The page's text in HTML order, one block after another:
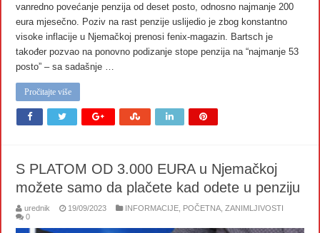
vanredno povećanje penzija od deset posto, odnosno najmanje 200
eura mjesečno. Poziv na rast penzije uslijedio je zbog konstantno
visoke inflacije u Njemačkoj prenosi fenix-magazin. Bartsch je
također pozvao na ponovno podizanje stope penzija na “najmanje 53
posto” – sa sadašnje …
Pročitajte više
S PLATOM OD 3.000 EURA u Njemačkoj
možete samo da plačete kad odete u penziju
urednik 19/09/2023 INFORMACIJE POČETNA ,ZANIMLJIVOSTI
0